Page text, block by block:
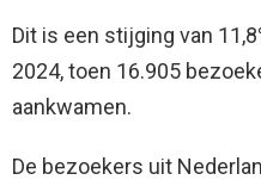
Dit is een stijging van
2024, toen 16.905
aankwamen.
De bezoekers uit